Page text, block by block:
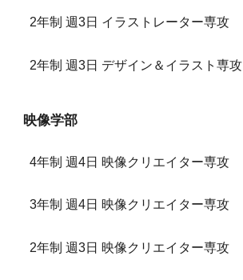
2年制 週3日 イラストレーター専攻
2年制 週3日 デザイン＆イラスト専攻
映像学部
4年制 週4日 映像クリエイター専攻
3年制 週4日 映像クリエイター専攻
2年制 週3日 映像クリエイター専攻